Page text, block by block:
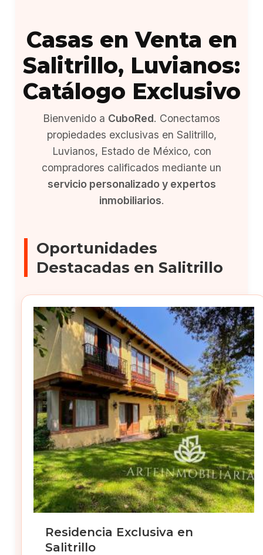
Casas en Venta en
Salitrillo, Luvianos:
Catálogo Exclusivo
Bienvenido a CuboRed. Conectamos
propiedades exclusivas en Salitrillo,
Luvianos, Estado de México, con
compradores calificados mediante un
servicio personalizado y expertos
inmobiliarios.
Oportunidades
Destacadas en Salitrillo
Residencia Exclusiva en
Salitrillo